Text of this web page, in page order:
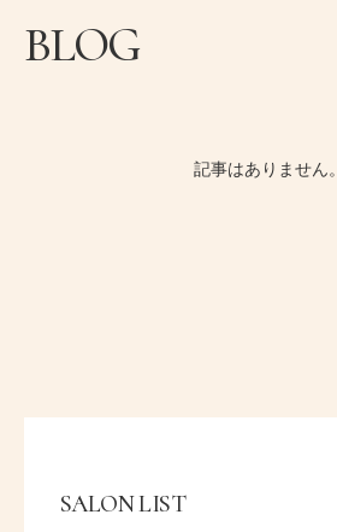
BLOG
記事はありません。
SALON LIST